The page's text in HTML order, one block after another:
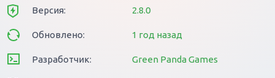
Версия: 2.8.0
Обновлено: 1 год назад
Разработчик: Green Panda Games